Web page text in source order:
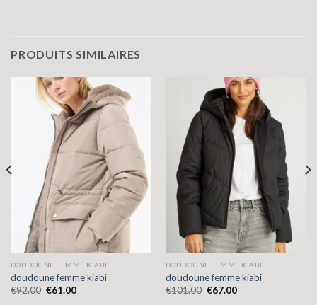
PRODUITS SIMILAIRES
DOUDOUNE FEMME KIABI
doudoune femme kiabi
€92.00 €61.00
DOUDOUNE FEMME KIABI
doudoune femme kiabi
€101.00 €67.00